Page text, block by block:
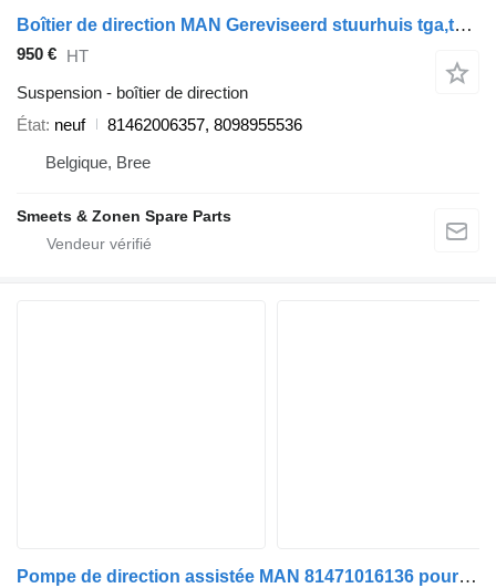
Boîtier de direction MAN Gereviseerd stuurhuis tga,tgs,tgx 81462006357 pour tracteur routier
950 € HT
Suspension - boîtier de direction
État neuf
81462006357, 8098955536
Belgique, Bree
Smeets & Zonen Spare Parts
Pompe de direction assistée MAN 81471016136 pour tracteur routier MAN TGA TGX TGL